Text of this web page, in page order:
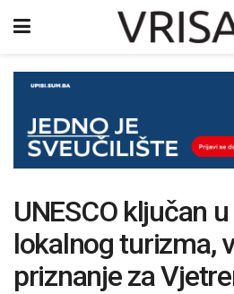
UNESCO ključan
lokalnog turizma,
priznanje za